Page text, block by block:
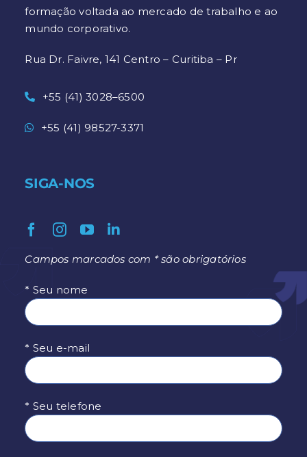
formação voltada ao mercado de trabalho e ao
mundo corporativo.
Rua Dr. Faivre, 141 Centro – Curitiba – Pr
+55 (41) 3028–6500
+55 (41) 98527-3371
SIGA-NOS
Campos marcados com * são obrigatórios
* Seu nome
* Seu e-mail
* Seu telefone